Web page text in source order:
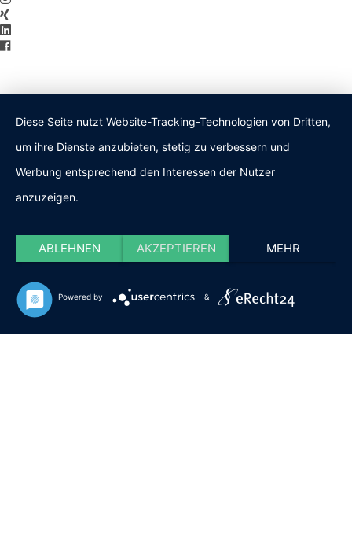
Diese Seite nutzt Website-Tracking-Technologien von Dritten,
um ihre Dienste anzubieten, stetig zu verbessern und
Werbung entsprechend den Interessen der Nutzer
anzuzeigen.
ABLEHNEN AKZEPTIEREN MEHR
Powered by &